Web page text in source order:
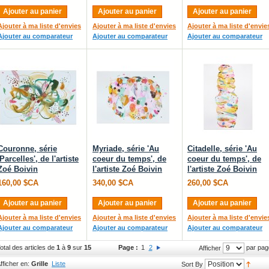
Ajouter au panier
à ma liste d'envies
au comparateur
Ajouter au panier
Ajouter à ma liste d'envies
Ajouter au comparateur
Ajouter au panier
Ajouter à ma liste
Ajouter au comparateur
série
de l'artiste
Boivin
$CA
Ajouter au panier
à ma liste d'envies
au comparateur
Myriade, série 'Au
coeur du temps', de
l'artiste Zoé Boivin
340,00 $CA
Ajouter au panier
Ajouter à ma liste d'envies
Ajouter au comparateur
Citadelle, série 'Au
coeur du temps', de
l'artiste Zoé Boivin
260,00 $CA
Ajouter au panier
Ajouter à ma liste
Ajouter au comparateur
des articles de 1 à 9 sur 15 Afficher par
Page : 1 2
en: Grille Liste Sort By